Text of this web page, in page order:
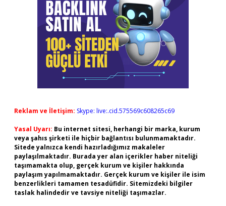
Reklam ve İletişim: Skype: live:.cid.575569c608265c69
Yasal Uyarı: Bu internet sitesi, herhangi bir marka, kurum
veya şahıs şirketi ile hiçbir bağlantısı bulunmamaktadır.
Sitede yalnızca kendi hazırladığımız makaleler
paylaşılmaktadır. Burada yer alan içerikler haber niteliği
taşımamakta olup, gerçek kurum ve kişiler hakkında
paylaşım yapılmamaktadır. Gerçek kurum ve kişiler ile isim
benzerlikleri tamamen tesadüfidir. Sitemizdeki bilgiler
taslak halindedir ve tavsiye niteliği taşımazlar.